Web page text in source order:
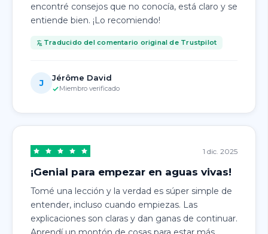
encontré consejos que no conocía, está claro y se
entiende bien. ¡Lo recomiendo!
Traducido del comentario original de Trustpilot
J Jérôme David
Miembro verificado
1 dic. 2025
¡Genial para empezar en aguas vivas!
Tomé una lección y la verdad es súper simple de
entender, incluso cuando empiezas. Las
explicaciones son claras y dan ganas de continuar.